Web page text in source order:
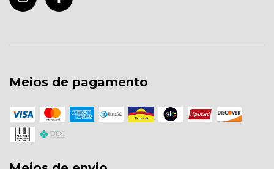
Meios de pagamento